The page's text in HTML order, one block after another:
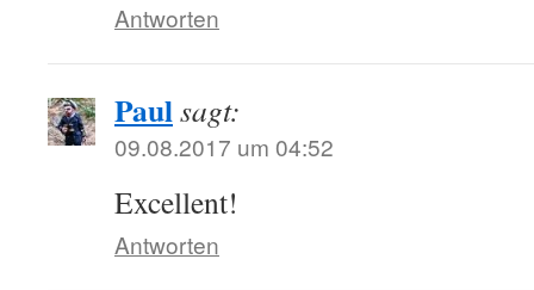
Antworten
Paulsagt:
09.08.2017 um 04:52
Excellent!
Antworten